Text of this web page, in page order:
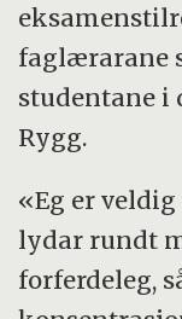
faglærarane
studentane i
Rygg.
«Eg er
lydar rundt
forferdeleg,